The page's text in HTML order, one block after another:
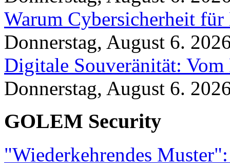
Warum Cybersicherheit für
Donnerstag, August 6.
Digitale Souveränität:
Donnerstag, August 6.
GOLEM Security
"Wiederkehrendes